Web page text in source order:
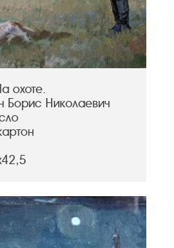
охоте.
Борис Николаевич